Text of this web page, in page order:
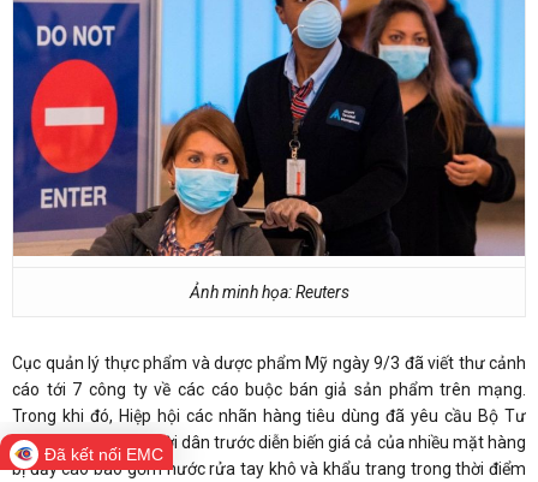
Ảnh minh họa: Reuters
Cục quản lý thực phẩm và dược phẩm Mỹ ngày 9/3 đã viết thư cảnh
cáo tới 7 công ty về các cáo buộc bán giả sản phẩm trên mạng.
Trong khi đó, Hiệp hội các nhãn hàng tiêu dùng đã yêu cầu Bộ Tư
pháp Mỹ bảo vệ người dân trước diễn biến giá cả của nhiều mặt hàng
bị đẩy cao bao gồm nước rửa tay khô và khẩu trang trong thời điểm
Đã kết nối EMC